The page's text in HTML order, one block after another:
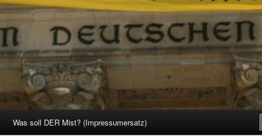
Was soll DER Mist? (Impressumersatz)